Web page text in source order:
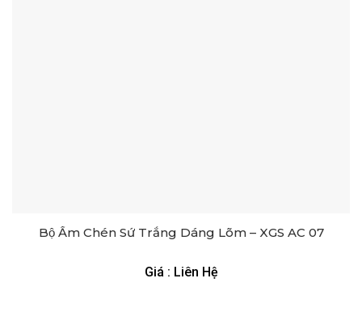
Bộ Ấm Chén Sứ Trắng Dáng Lõm – XGS AC 07
Giá : Liên Hệ